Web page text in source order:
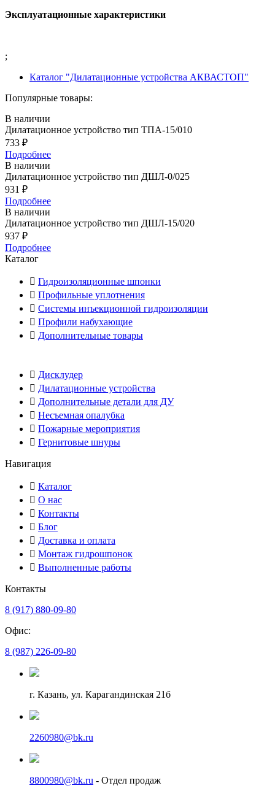
Эксплуатационные характеристики
;
Каталог "Дилатационные устройства АКВАСТОП"
Популярные товары:
В наличии
Дилатационное устройство тип ТПА-15/010
733 ₽
Подробнее
В наличии
Дилатационное устройство тип ДШЛ-0/025
931 ₽
Подробнее
В наличии
Дилатационное устройство тип ДШЛ-15/020
937 ₽
Подробнее
Каталог
Гидроизоляционные шпонки
Профильные уплотнения
Системы инъекционной гидроизоляции
Профили набухающие
Дополнительные товары
Дисклудер
Дилатационные устройства
Дополнительные детали для ДУ
Несъемная опалубка
Пожарные мероприятия
Гернитовые шнуры
Навигация
Каталог
О нас
Контакты
Блог
Доставка и оплата
Монтаж гидрошпонок
Выполненные работы
Контакты
8 (917) 880-09-80
Офис:
8 (987) 226-09-80
г. Казань, ул. Карагандинская 21б
2260980@bk.ru
8800980@bk.ru - Отдел продаж